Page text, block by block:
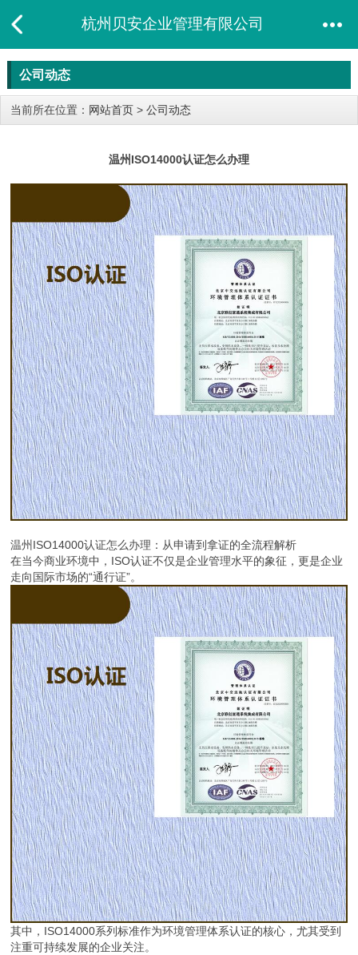
杭州贝安企业管理有限公司
公司动态
当前所在位置： 网站首页 > 公司动态
温州ISO14000认证怎么办理
温州ISO14000认证怎么办理：从申请到拿证的全流程解析
在当今商业环境中，ISO认证不仅是企业管理水平的象征，更是企业
走向国际市场的“通行证”。
其中，ISO14000系列标准作为环境管理体系认证的核心，尤其受到
注重可持续发展的企业关注。